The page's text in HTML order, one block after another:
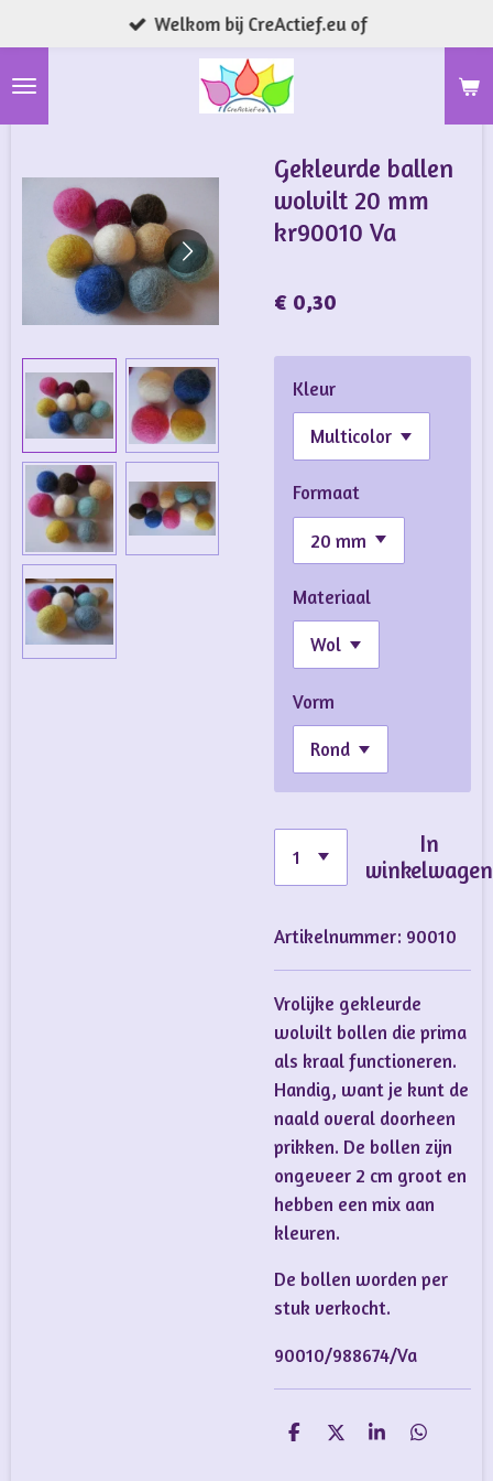
direct
naar
Welkom bij CreActief.eu of
Gekleurde ballen
wolvilt 20 mm
kr90010 Va
€ 0,30
Kleur
Formaat
Materiaal
Vorm
In
winkelwagen
Artikelnummer: 90010
Vrolijke gekleurde
wolvilt bollen die prima
als kraal functioneren.
Handig, want je kunt de
naald overal doorheen
prikken. De bollen zijn
ongeveer 2 cm groot en
hebben een mix aan
kleuren.
De bollen worden per
stuk verkocht.
90010/988674/Va
D
D
S
D